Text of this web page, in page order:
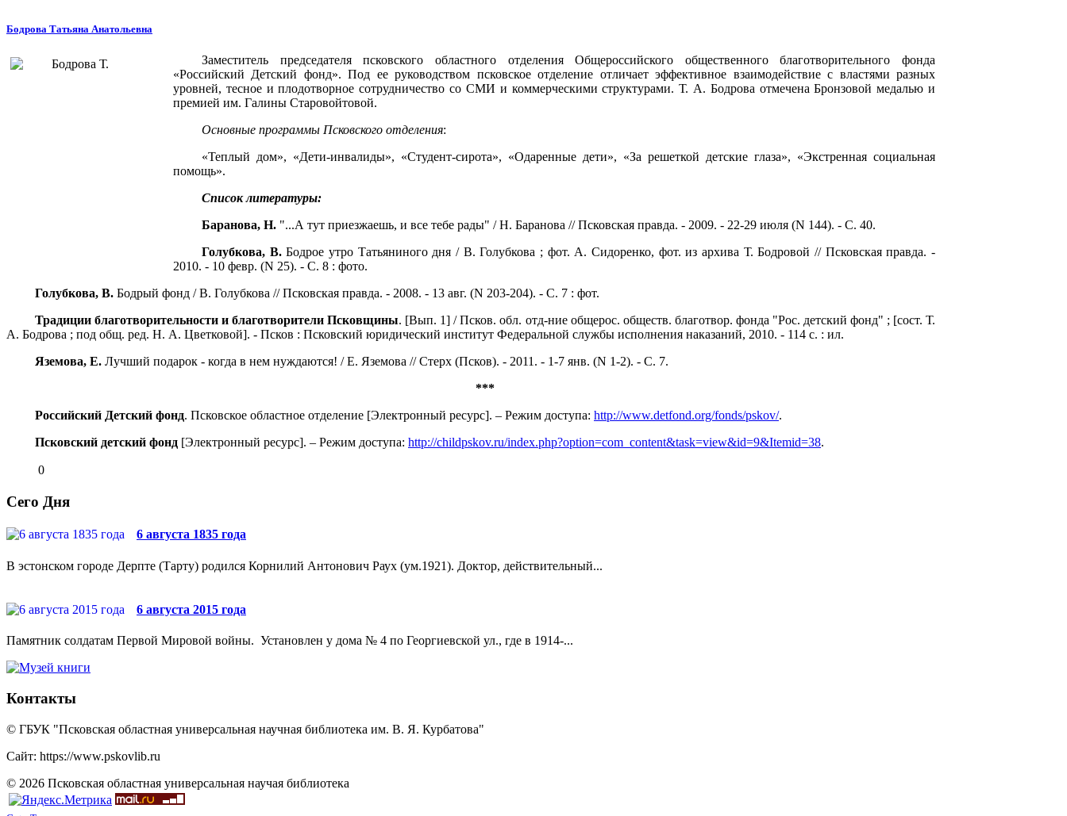
Бодрова Татьяна Анатольевна
Заместитель председателя псковского областного отделения Общероссийского общественного благотворительного фонда
«Российский Детский фонд». Под ее руководством псковское отделение отличает эффективное взаимодействие с властями разных
уровней, тесное и плодотворное сотрудничество со СМИ и коммерческими структурами. Т. А. Бодрова отмечена Бронзовой медалью и
премией им. Галины Старовойтовой.
Основные программы Псковского отделения:
«Теплый дом», «Дети-инвалиды», «Студент-сирота», «Одаренные дети», «За решеткой детские глаза», «Экстренная социальная
помощь».
Список литературы:
Баранова, Н. "...А тут приезжаешь, и все тебе рады" / Н. Баранова // Псковская правда. - 2009. - 22-29 июля (N 144). - С. 40.
Голубкова, В.Бодрое утро Татьяниного дня / В. Голубкова ; фот. А. Сидоренко, фот. из архива Т. Бодровой // Псковская правда. -
2010. - 10 февр. (N 25). - С. 8 : фото.
Голубкова, В. Бодрый фонд / В. Голубкова // Псковская правда. - 2008. - 13 авг. (N 203-204). - С. 7 : фот.
Традиции благотворительности и благотворители Псковщины. [Вып. 1] / Псков. обл. отд-ние общерос. обществ. благотвор. фонда "Рос. детский фонд" ; [сост. Т.
А. Бодрова ; под общ. ред. Н. А. Цветковой]. - Псков : Псковский юридический институт Федеральной службы исполнения наказаний, 2010. - 114 с. : ил.
Яземова, Е. Лучший подарок - когда в нем нуждаются! / Е. Яземова // Стерх (Псков). - 2011. - 1-7 янв. (N 1-2). - С. 7.
***
Российский Детский фонд. Псковское областное отделение [Электронный ресурс]. – Режим доступа: http://www.detfond.org/fonds/pskov/.
Псковский детский фонд [Электронный ресурс]. – Режим доступа: http://childpskov.ru/index.php?option=com_content&task=view&id=9&Itemid=38.
0
Сего Дня
6 августа 1835 года
В эстонском городе Дерпте (Тарту) родился Корнилий Антонович Раух (ум.1921). Доктор, действительный...
6 августа 2015 года
Памятник солдатам Первой Мировой войны. Установлен у дома № 4 по Георгиевской ул., где в 1914-...
Контакты
© ГБУК "Псковская областная универсальная научная библиотека им. В. Я. Курбатова"
Сайт: https://www.pskovlib.ru
© 2026 Псковская областная универсальная научая библиотека